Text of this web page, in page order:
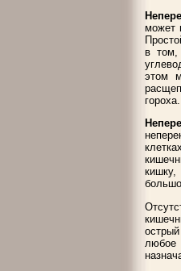
может
в том,
этом
гороха.
любое